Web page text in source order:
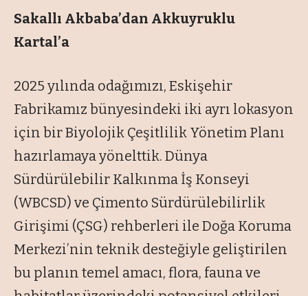
Sakallı Akbaba’dan Akkuyruklu
Kartal’a
2025 yılında odağımızı, Eskişehir
Fabrikamız bünyesindeki iki ayrı lokasyon
için bir Biyolojik Çeşitlilik Yönetim Planı
hazırlamaya yönelttik. Dünya
Sürdürülebilir Kalkınma İş Konseyi
(WBCSD) ve Çimento Sürdürülebilirlik
Girişimi (ÇSG) rehberleri ile Doğa Koruma
Merkezi’nin teknik desteğiyle geliştirilen
bu planın temel amacı, flora, fauna ve